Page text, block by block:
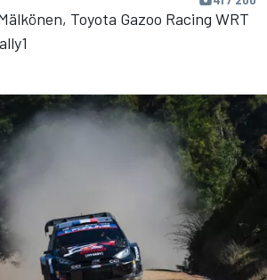
Toyota Gazoo Racing WRT